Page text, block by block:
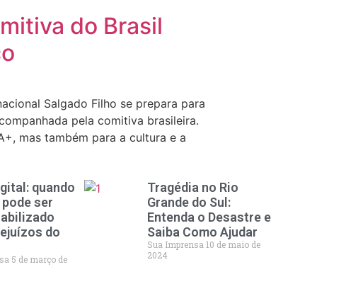
do Brasil
Salgado Filho se prepara para
pela comitiva brasileira.
mas também para a cultura e a
quando
ser
do
5 de março de
Tragédia no Rio
Grande do Sul:
Entenda o Desastre e
Saiba Como Ajudar
Sua Imprensa10 de maio de
2024